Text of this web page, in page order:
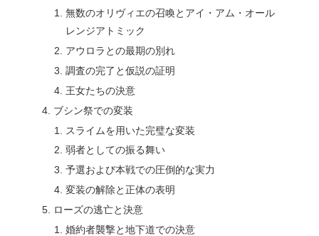
無数のオリヴィエの召喚とアイ・アム・オール
レンジアトミック
アウロラとの最期の別れ
調査の完了と仮説の証明
王女たちの決意
ブシン祭での変装
スライムを用いた完璧な変装
弱者としての振る舞い
予選および本戦での圧倒的な実力
変装の解除と正体の表明
ローズの逃亡と決意
婚約者襲撃と地下道での決意